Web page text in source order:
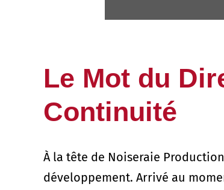
Le Mot du
Continuité
À la tête de Noiseraie
développement. Arrivé au